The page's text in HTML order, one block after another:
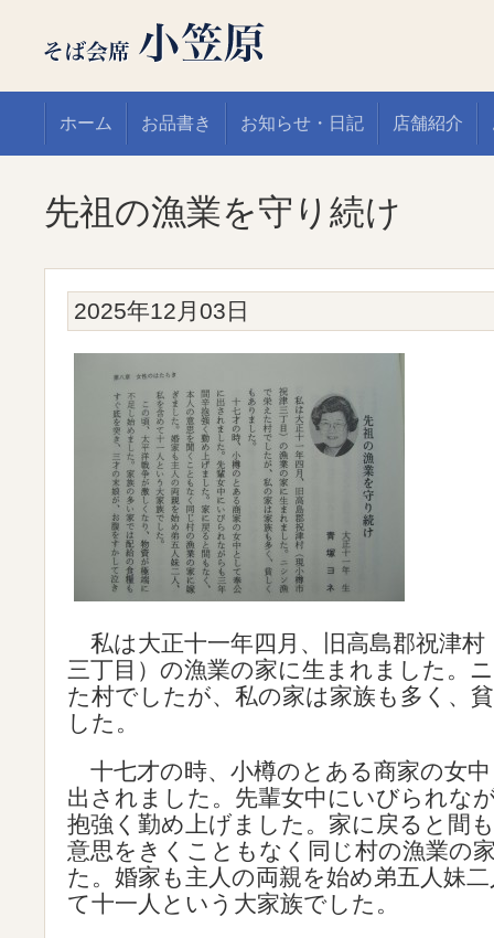
ホーム お品書き お知らせ・日記 店舗紹介
先祖の漁業を守り続け
2025年12月03日
私は大正十一年四月、旧高島郡祝津村
三丁目）の漁業の家に生まれました。
た村でしたが、私の家は家族も多く、
した。
十七才の時、小樽のとある商家の女
出されました。先輩女中にいびられな
抱強く勤め上げました。家に戻ると間
意思をきくこともなく同じ村の漁業の
た。婚家も主人の両親を始め弟五人妹
て十一人という大家族でした。